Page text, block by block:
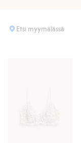
Etsi myymälässä